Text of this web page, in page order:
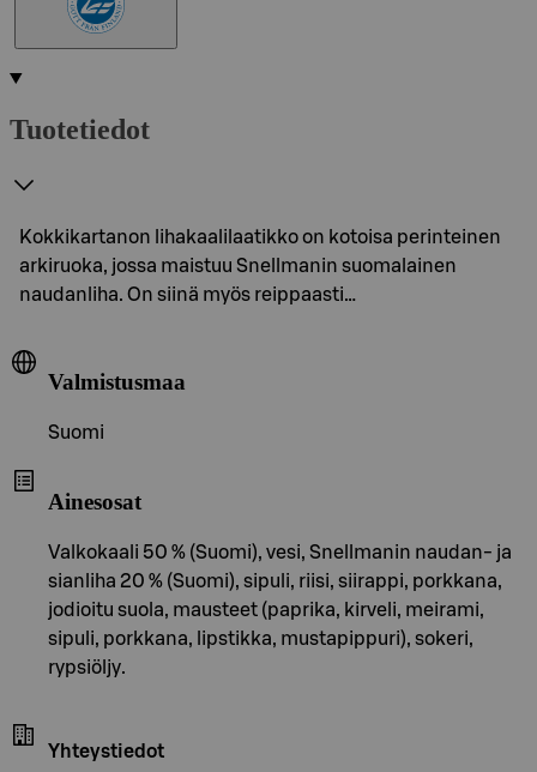
Tuotetiedot
Kokkikartanon lihakaalilaatikko on kotoisa perinteinen
arkiruoka, jossa maistuu Snellmanin suomalainen
naudanliha. On siinä myös reippaasti…
Valmistusmaa
Suomi
Ainesosat
Valkokaali 50 % (Suomi), vesi, Snellmanin naudan- ja
sianliha 20 % (Suomi), sipuli, riisi, siirappi, porkkana,
jodioitu suola, mausteet (paprika, kirveli, meirami,
sipuli, porkkana, lipstikka, mustapippuri), sokeri,
rypsiöljy.
Yhteystiedot